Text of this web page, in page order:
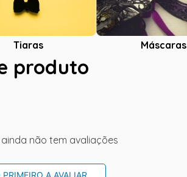
Tiaras Máscaras
produto
não tem avaliações
PRIMEIRO A AVALIAR